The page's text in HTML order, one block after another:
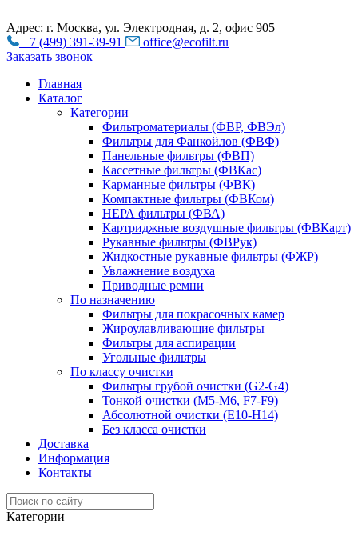
Адрес: г. Москва, ул. Электродная, д. 2, офис 905
+7 (499) 391-39-91
office@ecofilt.ru
Заказать звонок
Главная
Каталог
Категории
Фильтроматериалы (ФВР, ФВЭл)
Фильтры для Фанкойлов (ФВФ)
Панельные фильтры (ФВП)
Кассетные фильтры (ФВКас)
Карманные фильтры (ФВК)
Компактные фильтры (ФВКом)
НЕРА фильтры (ФВА)
Картриджные воздушные фильтры (ФВКарт)
Рукавные фильтры (ФВРук)
Жидкостные рукавные фильтры (ФЖР)
Увлажнение воздуха
Приводные ремни
По назначению
Фильтры для покрасочных камер
Жироулавливающие фильтры
Фильтры для аспирации
Угольные фильтры
По классу очистки
Фильтры грубой очистки (G2-G4)
Тонкой очистки (М5-М6, F7-F9)
Абсолютной очистки (Е10-H14)
Без класса очистки
Доставка
Информация
Контакты
Категории